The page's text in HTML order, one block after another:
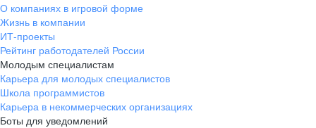
О компаниях в игровой форме
Жизнь в компании
ИТ-проекты
Рейтинг работодателей России
Молодым специалистам
Карьера для молодых специалистов
Школа программистов
Карьера в некоммерческих организациях
Боты для уведомлений